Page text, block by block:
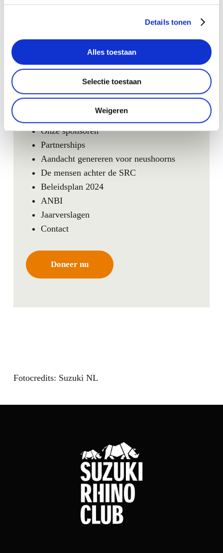
Details tonen
Alles toestaan
Selectie toestaan
Weigeren
WAT WE DOEN
Fondsen werven
Onze sponsoren
Partnerships
Aandacht genereren voor neushoorns
De mensen achter de SRC
Beleidsplan 2024
ANBI
Jaarverslagen
Contact
Doneer nu
Fotocredits: Suzuki NL